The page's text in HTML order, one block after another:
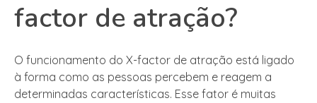
factor de atração?
O funcionamento do X-factor de atração está ligado
à forma como as pessoas percebem e reagem a
determinadas características. Esse fator é muitas